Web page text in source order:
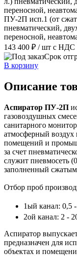
ПУ-2П исп.1 (от
пневматический,
переносной,
143 400 ₽ / шт с НДС
Срок
В корзину
Описание
Аспиратор ПУ-2П
газовоздушных
санитарного
атмосферный воздух
помещений и
за счет
служит пневмосеть
заполненный сжатым
Отбор проб
1ый канал: 0,5
2ой канал: 2 -
Аспиратор
предназначен для
объектах и